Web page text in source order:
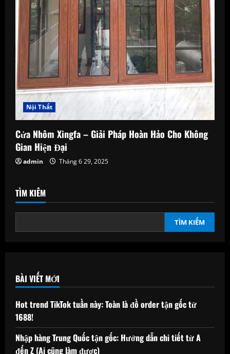
Nội Thất
Cửa Nhôm Xingfa – Giải Pháp Hoàn Hảo Cho Không
Gian Hiện Đại
admin Tháng 6 29, 2025
TÌM KIẾM
TÌM KIẾM
BÀI VIẾT MỚI
Hot trend TikTok tuần này: Toàn là đồ order tận gốc từ
1688!
Nhập hàng Trung Quốc tận gốc: Hướng dẫn chi tiết từ A
đến Z (Ai cũng làm được)